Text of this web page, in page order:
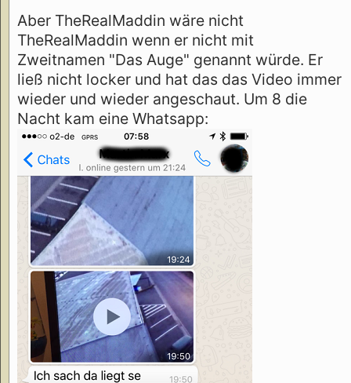
Aber TheRealMaddin wäre nicht
TheRealMaddin wenn er nicht mit
Zweitnamen "Das Auge" genannt würde. Er
ließ nicht locker und hat das das Video immer
wieder und wieder angeschaut. Um 8 die
Nacht kam eine Whatsapp: